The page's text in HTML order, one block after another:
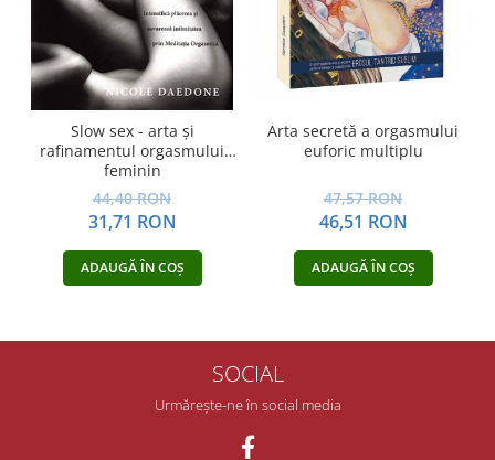
Slow sex - arta şi
rafinamentul orgasmului
feminin
44,40 RON
31,71 RON
ADAUGĂ ÎN COȘ
Arta secretă a orgasmului
euforic multiplu
47,57 RON
46,51 RON
ADAUGĂ ÎN COȘ
SOCIAL
Urmărește-ne în social media